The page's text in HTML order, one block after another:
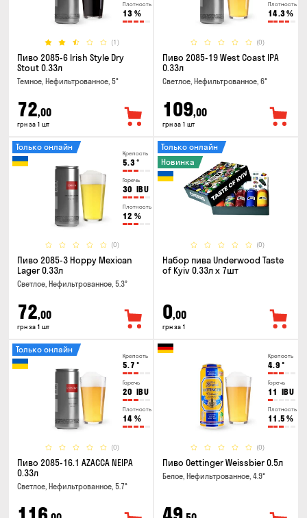
Плотность
13 %
(1)
Пиво 2085-6 Irish Style Dry
Stout 0.33л
Темное, Нефильтрованное, 5°
72,00
грн за 1 шт
Плотность
14.3%
(0)
Пиво 2085-19 West Coast IPA
0.33л
Светлое, Нефильтрованное, 6°
109,00
грн за 1 шт
Крепость
5.3°
Горечь
30 IBU
Плотность
12 %
(0)
Только онлайн
Пиво 2085-3 Hoppy Mexican
Lager 0.33л
Светлое, Нефильтрованное, 5.3°
72,00
грн за 1 шт
(0)
Только онлайн
Новинка
Набор пива Underwood Taste
of Kyiv 0.33л x 7шт
0,00
грн за 1
Крепость
5.7 °
Горечь
20 IBU
Плотность
14 %
(0)
Только онлайн
Пиво 2085-16.1 AZACCA NEIPA
0.33л
Светлое, Нефильтрованное, 5.7°
Крепость
4.9 °
Горечь
11 IBU
Плотность
11.5 %
(0)
Пиво Oettinger Weissbier 0.5л
Белое, Нефильтрованное, 4.9°